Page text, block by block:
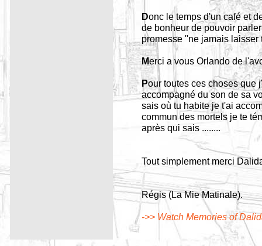
Donc le temps d'un café et
de bonheur de pouvoir
promesse ''ne jamais
Merci a vous Orlando de
Pour toutes ces choses que
accompagné du son de sa
sais où tu habite je t'ai
commun des mortels je te
après qui sais ........
Tout simplement merci
Régis (La Mie Matinale).
->> Watch Memories of